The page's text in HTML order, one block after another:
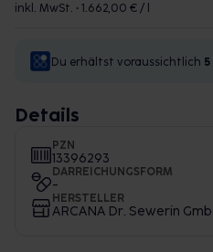
inkl. MwSt. • 1.662,00 € / l
Du erhältst voraussichtlich 5
Details
PZN
13396293
DARREICHUNGSFORM
-
HERSTELLER
ARCANA Dr. Sewerin